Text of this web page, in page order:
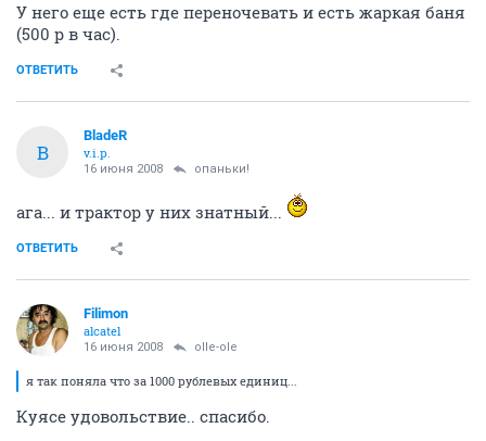
У него еще есть где переночевать и есть жаркая баня
(500 р в час).
ОТВЕТИТЬ
B
BladeR
v.i.p.
16 июня 2008 опаньки!
ага... и трактор у них знатный...
ОТВЕТИТЬ
Filimon
alcatel
16 июня 2008 olle-ole
я так поняла что за 1000 рублевых единиц...
Куясе удовольствие.. спасибо.